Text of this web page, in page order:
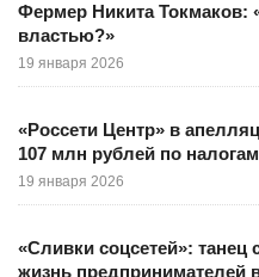
Фермер Никита Токмаков:
властью?»
19 января 2026
«Россети Центр» в
107 млн рублей по
19 января 2026
«Сливки соцсетей»:
жизнь предпринимателей